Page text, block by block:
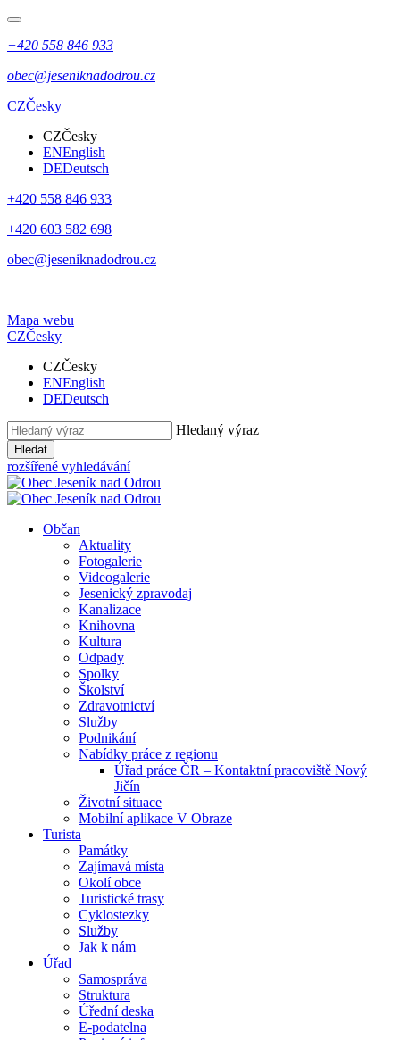
+420 558 846 933
obec@jeseniknadodrou.cz
CZČesky
CZČesky
ENEnglish
DEDeutsch
+420 558 846 933
+420 603 582 698
obec@jeseniknadodrou.cz
Mapa webu
CZČesky
CZČesky
ENEnglish
DEDeutsch
Hledaný výraz
Hledat
rozšířené vyhledávání
Občan
Aktuality
Fotogalerie
Videogalerie
Jesenický zpravodaj
Kanalizace
Knihovna
Kultura
Odpady
Spolky
Školství
Zdravotnictví
Služby
Podnikání
Nabídky práce z regionu
Úřad práce ČR – Kontaktní pracoviště Nový
Jičín
Životní situace
Mobilní aplikace V Obraze
Turista
Památky
Zajímavá místa
Okolí obce
Turistické trasy
Cyklostezky
Služby
Jak k nám
Úřad
Samospráva
Struktura
Úřední deska
E-podatelna